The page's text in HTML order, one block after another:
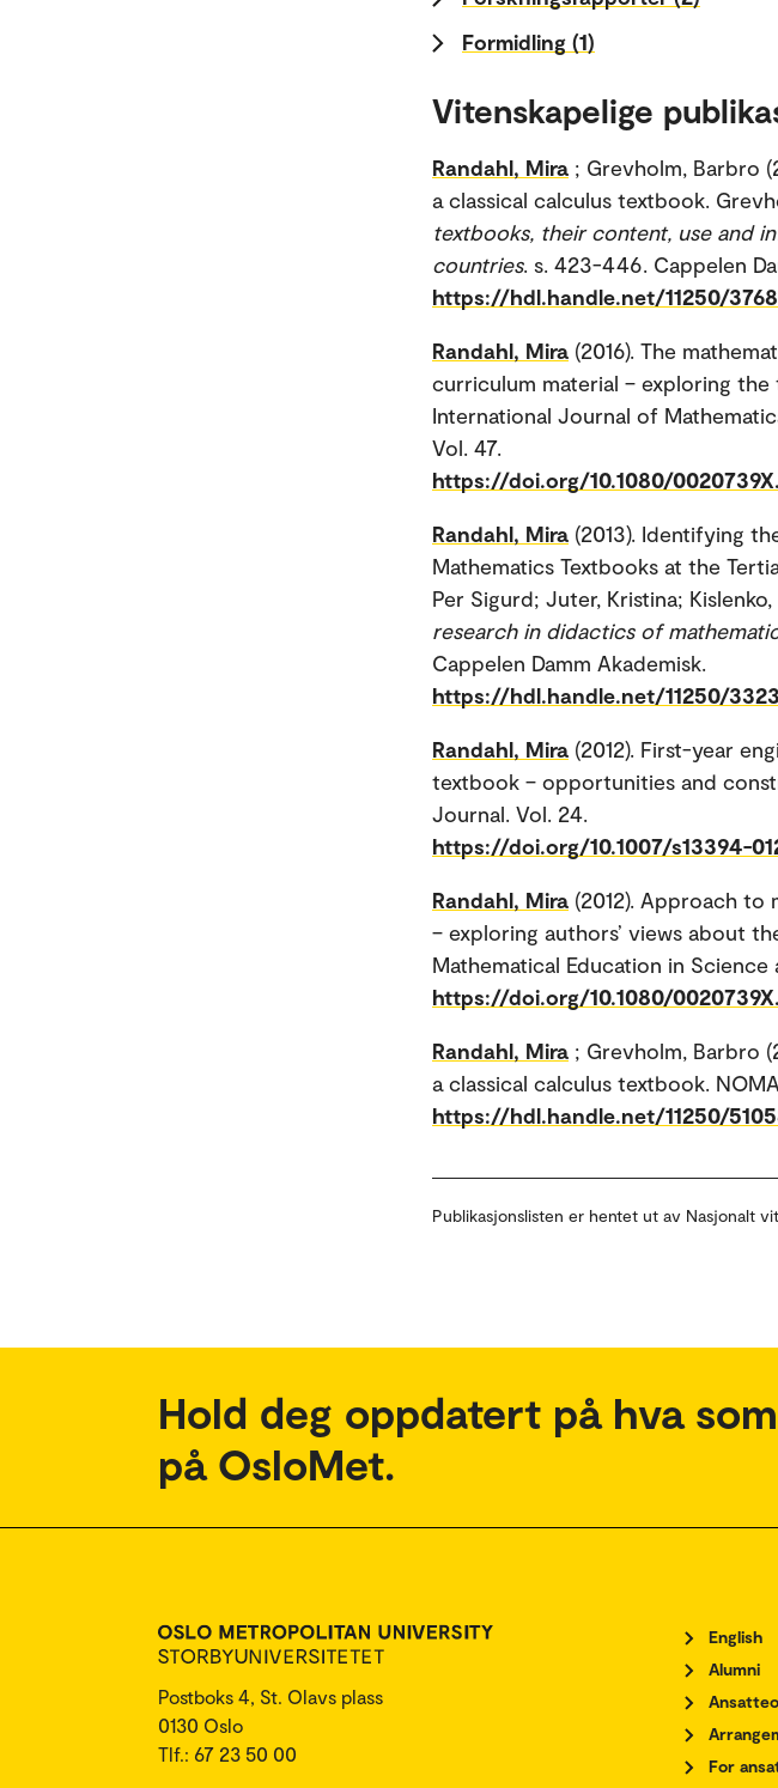
Formidling (1)
Vitenskapelige
Randahl, Mira ; Grevholm, Barbro
a classical calculus textbook.
textbooks, their content, use and
countries. s. 423-446. Cappelen
https://hdl.handle.net/11250/
Randahl, Mira (2016). The
curriculum material – exploring
International Journal of
Vol. 47.
https://doi.org/10.1080/
Randahl, Mira (2013). Identifying
Mathematics Textbooks at the
Per Sigurd; Juter, Kristina;
research in didactics of
Cappelen Damm Akademisk.
https://hdl.handle.net/11250/
Randahl, Mira (2012). First-year
textbook – opportunities and
Journal. Vol. 24.
https://doi.org/10.1007/s13394-
Randahl, Mira (2012). Approach
– exploring authors’ views about
Mathematical Education in Science
https://doi.org/10.1080/
Randahl, Mira ; Grevholm, Barbro
a classical calculus textbook.
https://hdl.handle.net/11250/
Publikasjonslisten er hentet ut av Nasjonalt
Hold deg oppdatert på hva
på OsloMet.
Postboks 4, St. Olavs plass
0130 Oslo
Tlf.: 67 23 50 00
English
Alumni
For